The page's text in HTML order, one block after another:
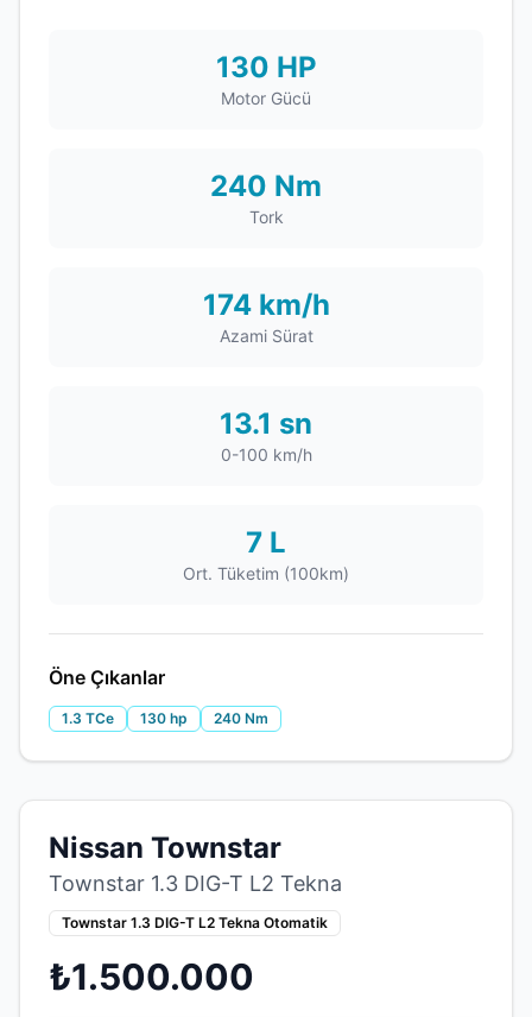
130 HP
Motor Gücü
240 Nm
Tork
174 km/h
Azami Sürat
13.1 sn
0-100 km/h
7 L
Ort. Tüketim (100km)
Öne Çıkanlar
1.3 TCe 130 hp 240 Nm
Nissan Townstar
Townstar 1.3 DIG-T L2 Tekna
Townstar 1.3 DIG-T L2 Tekna Otomatik
₺1.500.000